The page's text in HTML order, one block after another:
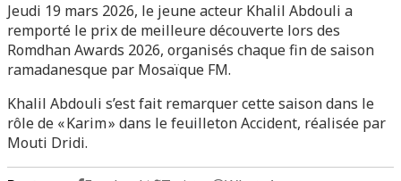
Jeudi 19 mars 2026, le jeune acteur Khalil Abdouli a
remporté le prix de meilleure découverte lors des
Romdhan Awards 2026, organisés chaque fin de saison
ramadanesque par Mosaïque FM.
Khalil Abdouli s’est fait remarquer cette saison dans le
rôle de « Karim » dans le feuilleton Accident, réalisée par
Mouti Dridi.